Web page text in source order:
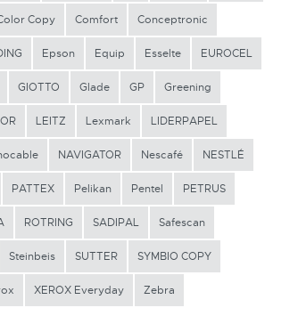
Copy Comfort Conceptronic
Epson Equip Esselte EUROCEL
GIOTTO Glade GP Greening
LEITZ Lexmark LIDERPAPEL
NAVIGATOR Nescafé NESTLÉ
PATTEX Pelikan Pentel PETRUS
ROTRING SADIPAL Safescan
Steinbeis SUTTER SYMBIO COPY
XEROX Everyday Zebra